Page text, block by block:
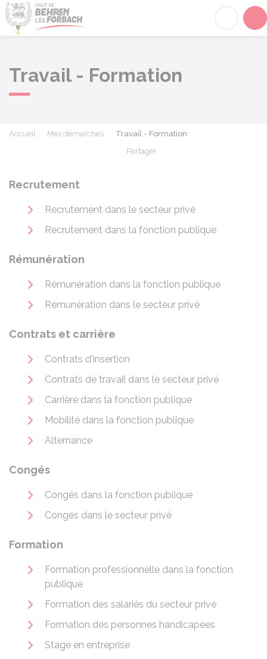
Travail - Formation
Accueil Mes démarches
Travail - Formation
Partager
Recrutement
Recrutement dans le secteur privé
Recrutement dans la fonction publique
Rémunération
Rémunération dans la fonction publique
Rémunération dans le secteur privé
Contrats et carrière
Contrats d'insertion
Contrats de travail dans le secteur privé
Carrière dans la fonction publique
Mobilité dans la fonction publique
Alternance
Congés
Congés dans la fonction publique
Congés dans le secteur privé
Formation
Formation professionnelle dans la fonction
publique
Formation des salariés du secteur privé
Formation des personnes handicapées
Stage en entreprise